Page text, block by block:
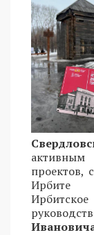
проектов,
Ирбите